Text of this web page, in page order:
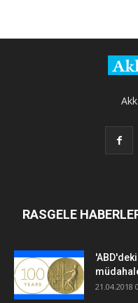
RASGELE
21.04.2018